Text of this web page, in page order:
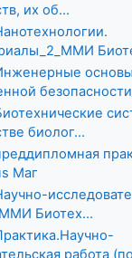
их об...
основы
биолог...
Маг
Биотех...
работа